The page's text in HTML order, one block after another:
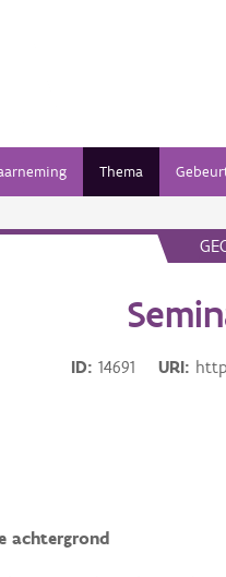
Thema
ID 14691 URI
achtergrond